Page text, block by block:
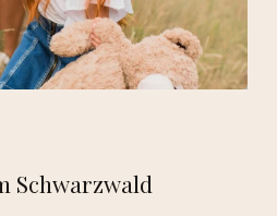
Schwarzwald